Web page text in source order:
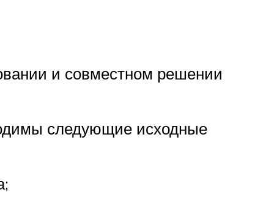
и совместном решении
следующие исходные